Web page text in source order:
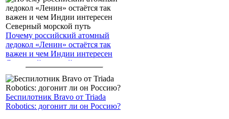
Почему российский атомный
ледокол «Ленин» остаётся так
важен и чем Индии интересен
Северный морской путь
Беспилотник Bravo от Triada
Robotics: догонит ли он Россию?